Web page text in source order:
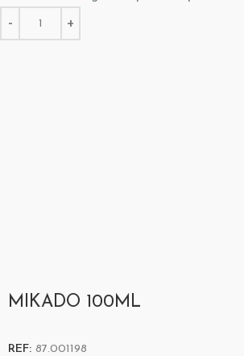
MIKADO 100ML
REF: 87.001198